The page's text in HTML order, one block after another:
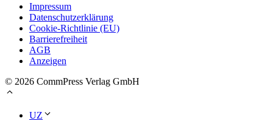
Impressum
Datenschutzerklärung
Cookie-Richtlinie (EU)
Barrierefreiheit
AGB
Anzeigen
© 2026 CommPress Verlag GmbH
UZ